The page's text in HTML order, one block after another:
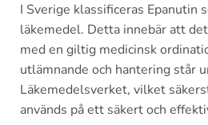
I Sverige klassificeras Epanutin
läkemedel. Detta innebär att
med en giltig medicinsk
utlämnande och hantering står
Läkemedelsverket, vilket
används på ett säkert och